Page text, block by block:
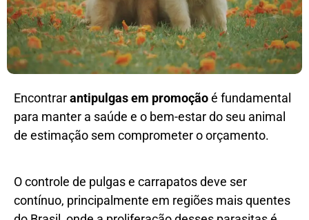
Encontrarantipulgas em promoçãoé fundamental
para manter a saúde e o bem-estar do seu animal
de estimação sem comprometer o orçamento.
O controle de pulgas e carrapatos deve ser
contínuo, principalmente em regiões mais quentes